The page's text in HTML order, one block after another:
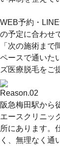
WEB予約・
の予定に合わせ
「次の施術ま
ペースで通いた
ズ医療脱毛をご
Reason.02
阪急梅田駅から
エースクリニッ
所にあります。
く、無理なく通